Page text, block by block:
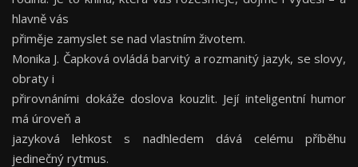
hlavně vás
přiměje zamyslet se nad vlastním životem.
Monika J. Čapková ovládá barvitý a rozmanitý jazyk, se slovy,
obraty i
přirovnáními dokáže doslova kouzlit. Její inteligentní humor
má úroveň a
jazyková lehkost s nadhledem dává celému příběhu
jedinečný rytmus.